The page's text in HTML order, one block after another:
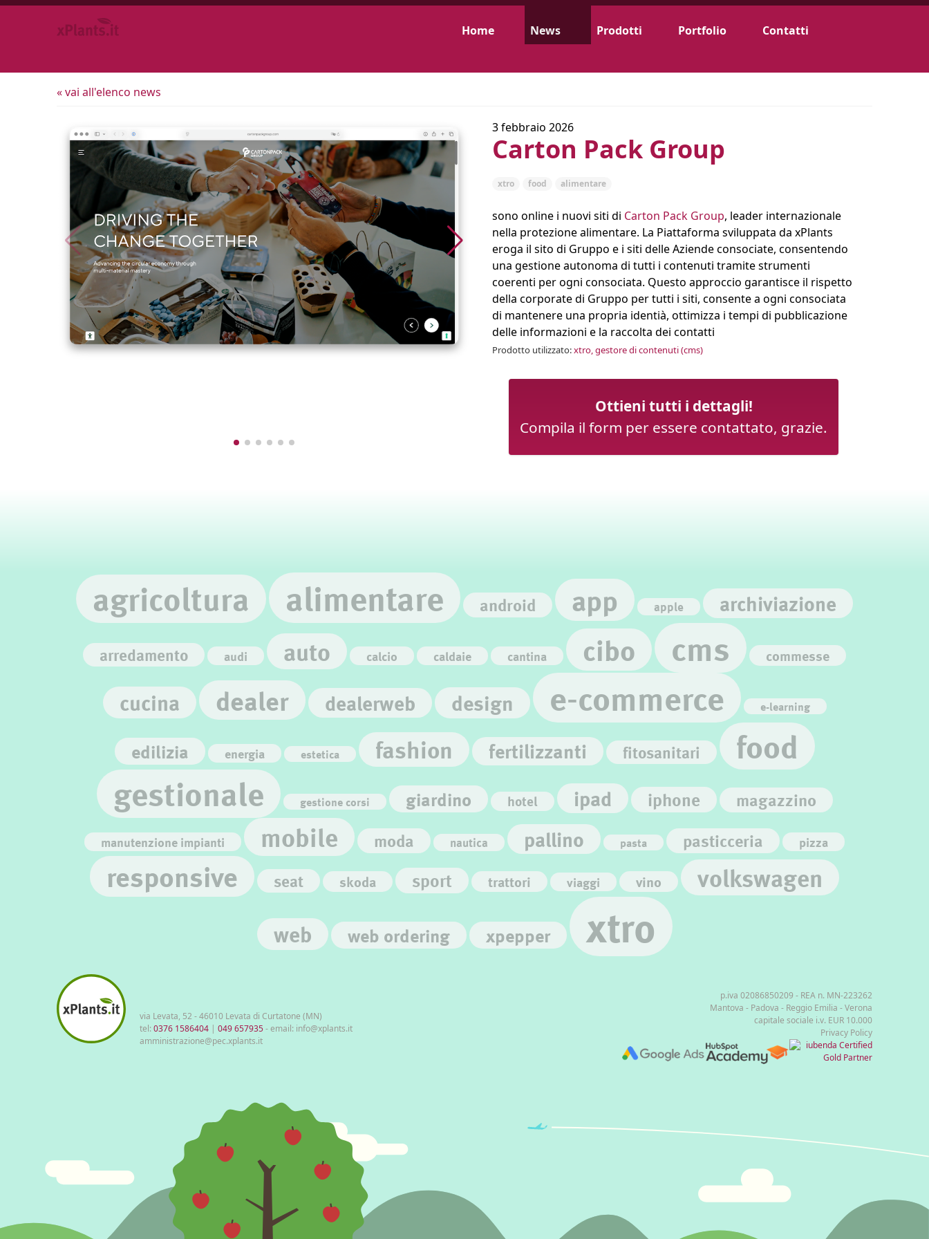
Home News Prodotti Portfolio Contatti
« vai all'elenco news
3 febbraio 2026
Carton Pack Group
xtro food alimentare
sono online i nuovi siti di Carton Pack Group, leader internazionale
nella protezione alimentare. La Piattaforma sviluppata da xPlants
eroga il sito di Gruppo e i siti delle Aziende consociate, consentendo
una gestione autonoma di tutti i contenuti tramite strumenti
coerenti per ogni consociata. Questo approccio garantisce il rispetto
della corporate di Gruppo per tutti i siti, consente a ogni consociata
di mantenere una propria identià, ottimizza i tempi di pubblicazione
delle informazioni e la raccolta dei contatti
Prodotto utilizzato:xtro, gestore di contenuti (cms)
Ottieni tutti i dettagli!
Compila il form per essere contattato, grazie.
agricoltura alimentare android app apple archiviazione
arredamento audi auto calcio caldaie cantina cibo cms commesse
cucina dealer dealerweb design e-commerce e-learning
edilizia energia estetica fashion fertilizzanti fitosanitari food
gestionale gestione corsi giardino hotel ipad iphone magazzino
manutenzione impianti mobile moda nautica pallino pasta pasticceria pizza
responsive seat skoda sport trattori viaggi vino volkswagen
web web ordering xpepper xtro
via Levata, 52 - 46010 Levata di Curtatone (MN)
tel: 0376 1586404 | 049 657935- email: info@xplants.it
amministrazione@pec.xplants.it
p.iva 02086850209 - REA n. MN-223262
Mantova - Padova - Reggio Emilia - Verona
capitale sociale i.v. EUR 10.000
Privacy Policy